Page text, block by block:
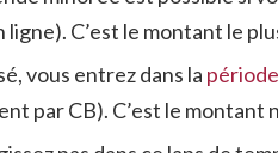
C’est le montant le
vous entrez dans la
par CB). C’est le montant